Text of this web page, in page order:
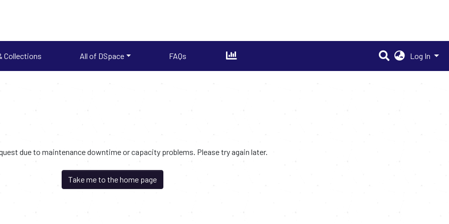
Collections All of DSpace FAQs Log In
due to maintenance downtime or capacity problems. Please try again later.
Take me to the home page